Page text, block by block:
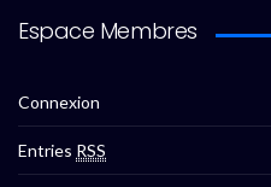
Espace Membres
Connexion
Entries RSS